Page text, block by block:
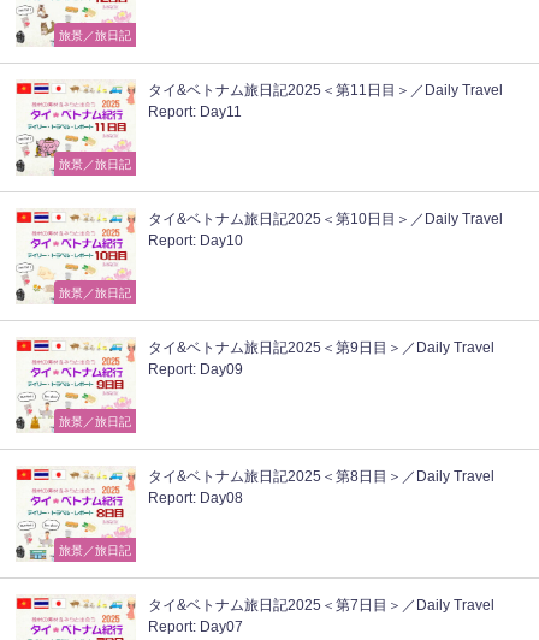
旅景／旅日記
旅景／旅日記
タイ&ベトナム旅日記2025＜第11日目＞／Daily Travel
Report: Day11
旅景／旅日記
タイ&ベトナム旅日記2025＜第10日目＞／Daily Travel
Report: Day10
旅景／旅日記
タイ&ベトナム旅日記2025＜第9日目＞／Daily Travel
Report: Day09
旅景／旅日記
タイ&ベトナム旅日記2025＜第8日目＞／Daily Travel
Report: Day08
タイ&ベトナム旅日記2025＜第7日目＞／Daily Travel
Report: Day07